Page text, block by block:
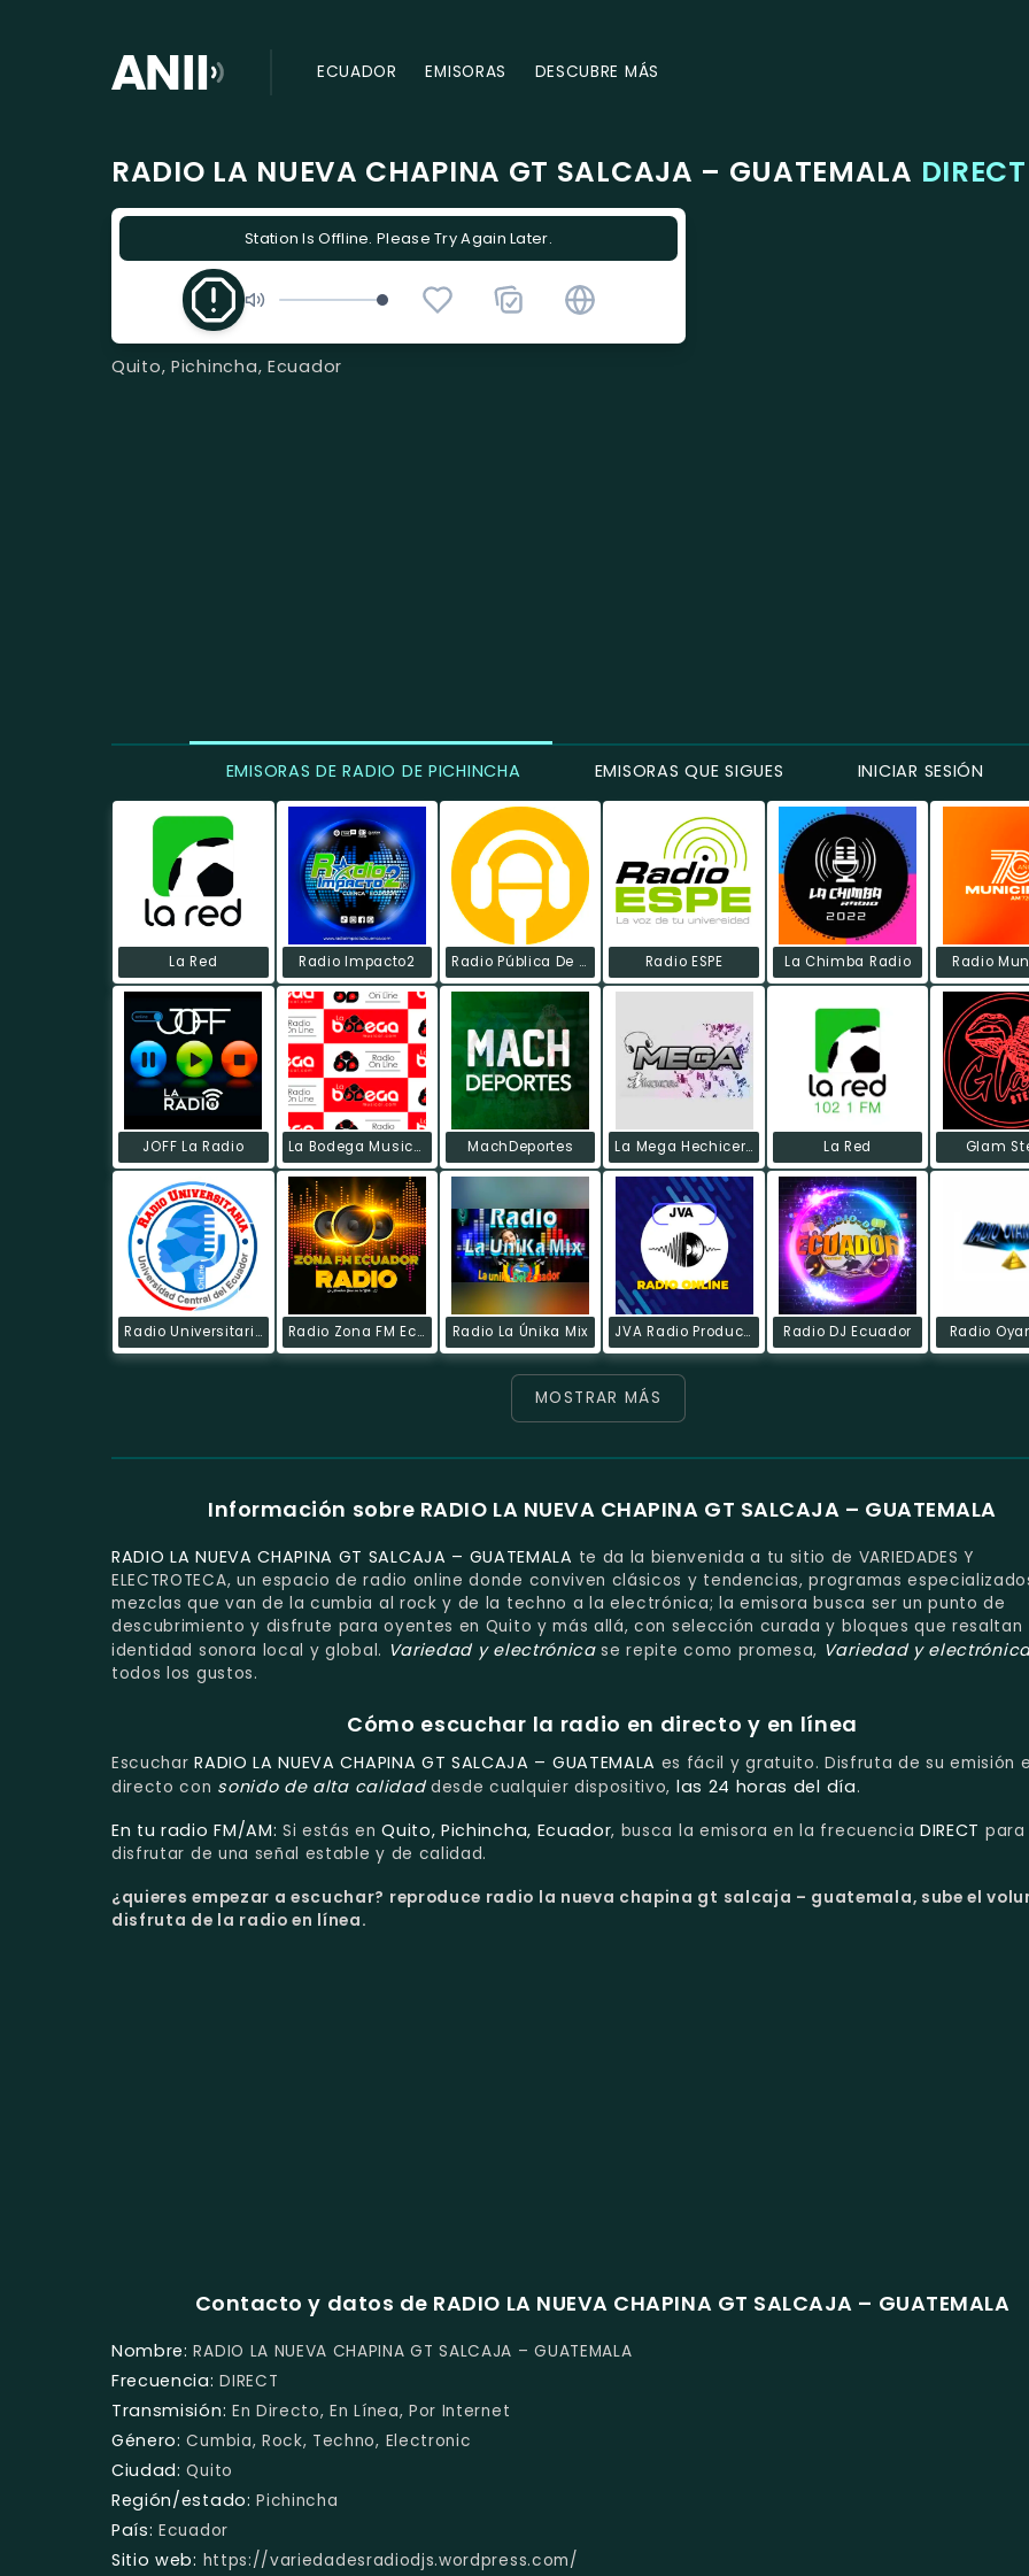
ECUADOR EMISORAS DESCUBRE MÁS
RADIO LA NUEVA CHAPINA GT SALCAJA – GUATEMALA DIRECT
Station Is Offline. Please Try Again Later.
Quito, Pichincha, Ecuador
EMISORAS DE RADIO DE PICHINCHA EMISORAS QUE SIGUES INICIAR SESIÓN
La Red Radio Impacto2 Radio Pública De Ecuador Radio ESPE La Chimba Radio Radio
JOFF La Radio La Bodega Musical MachDeportes La Mega Hechicera La Red Glam
Radio Universitaria Radio Zona FM Ecuador Online Radio La Únika Mix JVA Radio Producciones Online Radio DJ Ecuador Radio
MOSTRAR MÁS
Información sobre RADIO LA NUEVA CHAPINA GT SALCAJA – GUATEMALA
RADIO LA NUEVA CHAPINA GT SALCAJA – GUATEMALA te da la bienvenida a tu sitio de VARIEDADES Y
ELECTROTECA, un espacio de radio online donde conviven clásicos y tendencias, programas
mezclas que van de la cumbia al rock y de la techno a la electrónica; la emisora busca ser un punto de
descubrimiento y disfrute para oyentes en Quito y más allá, con selección curada y bloques que resaltan
identidad sonora local y global. Variedad y electrónicase repite como promesa, Variedad y
todos los gustos.
Cómo escuchar la radio en directo y en línea
EscucharRADIO LA NUEVA CHAPINA GT SALCAJA – GUATEMALA es fácil y gratuito. Disfruta de su emisión
directo con sonido de alta calidaddesde cualquier dispositivo, las 24 horas del día.
En tu radio FM/AM: Si estás enQuito, Pichincha, Ecuador, busca la emisora en la frecuenciaDIRECT para
disfrutar de una señal estable y de calidad.
¿quieres empezar a escuchar? reproduce radio la nueva chapina gt salcaja – guatemala, sube el
disfruta de la radio en línea.
Contacto y datos de RADIO LA NUEVA CHAPINA GT SALCAJA – GUATEMALA
Nombre: RADIO LA NUEVA CHAPINA GT SALCAJA – GUATEMALA
Frecuencia: DIRECT
Transmisión: En Directo, En Línea, Por Internet
Género: Cumbia, Rock, Techno, Electronic
Ciudad: Quito
Región/estado: Pichincha
País: Ecuador
Sitio web: https://variedadesradiodjs.wordpress.com/